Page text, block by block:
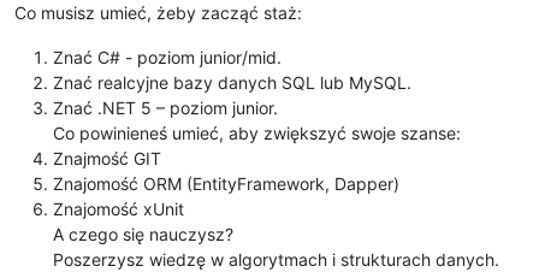
Co musisz umieć, żeby zacząć staż:
Znać C# - poziom junior/mid.
Znać realcyjne bazy danych SQL lub MySQL.
Znać .NET 5 – poziom junior.
Co powinieneś umieć, aby zwiększyć swoje szanse:
Znajmość GIT
Znajomość ORM (EntityFramework, Dapper)
Znajomość xUnit
A czego się nauczysz?
Poszerzysz wiedzę w algorytmach i strukturach danych.